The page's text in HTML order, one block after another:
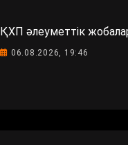
ҚХП әлеуметтік
06.08.2026, 19:46